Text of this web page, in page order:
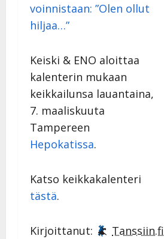
voinnistaan: ”Olen ollut
hiljaa…”
Keiski & ENO aloittaa
kalenterin mukaan
keikkailunsa lauantaina,
7. maaliskuuta
Tampereen
Hepokatissa.
Katso keikkakalenteri
tästä.
Kirjoittanut: Tanssiin.fi